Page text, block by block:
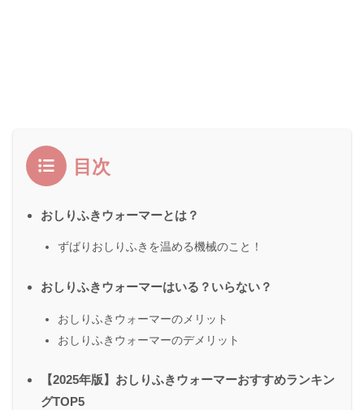
目次
おしりふきウォーマーとは？
ずばりおしりふきを温める機械のこと！
おしりふきウォーマーはいる？いらない？
おしりふきウォーマーのメリット
おしりふきウォーマーのデメリット
【2025年版】おしりふきウォーマーおすすめランキン
グTOP5